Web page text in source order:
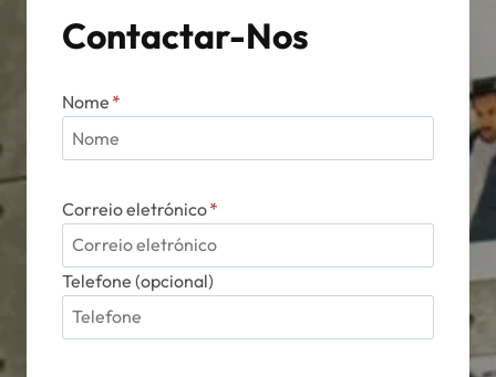
Contactar-Nos
Nome *
Correio eletrónico*
Telefone (opcional)